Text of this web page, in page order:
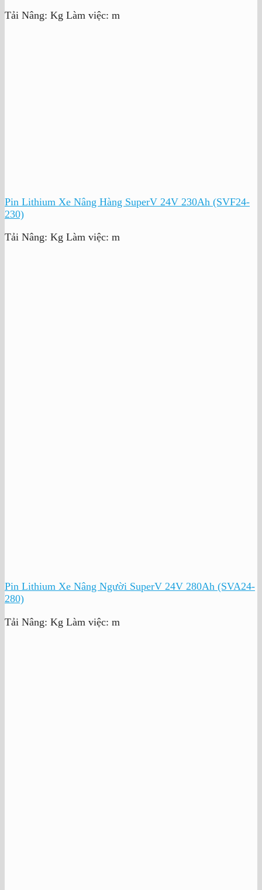
Tải Nâng: Kg Làm việc: m
Pin Lithium Xe Nâng Hàng SuperV 24V 230Ah (SVF24-
230)
Tải Nâng: Kg Làm việc: m
Pin Lithium Xe Nâng Người SuperV 24V 280Ah (SVA24-
280)
Tải Nâng: Kg Làm việc: m